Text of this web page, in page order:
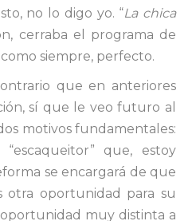
no lo digo yo. “La chica
cerraba el programa de
siempre, perfecto.
que en anteriores
sí que le veo futuro al
motivos fundamentales:
que, estoy
se encargará de que
otra oportunidad para su
muy distinta a